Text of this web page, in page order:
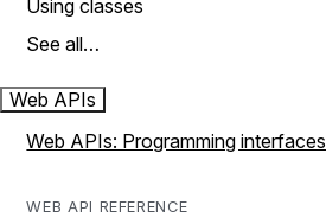
Using classes
See all…
Web APIs
Web APIs: Programming interfaces
WEB API REFERENCE